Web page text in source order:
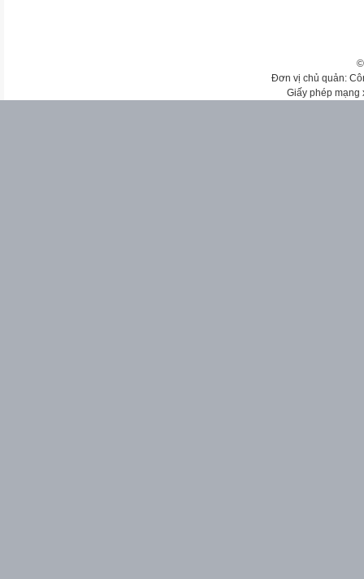
Đơn vị chủ quản:
Giấy phép mạng